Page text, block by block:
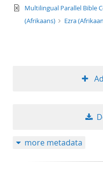
text/xml
Multilingual Parallel Bible
(Afrikaans)
Ezra
more metadata